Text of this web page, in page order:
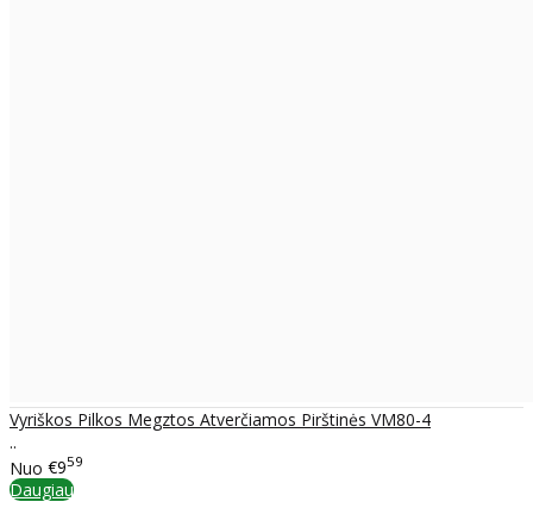
Vyriškos Pilkos Megztos Atverčiamos Pirštinės VM80-4
..
Nuo €959
Daugiau